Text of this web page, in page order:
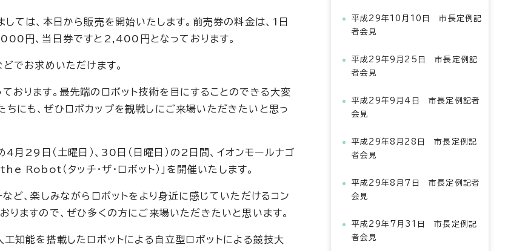
は、本日から販売を開始いたします。前売券の料金は、1日
円、当日券ですと2,400円となっております。
どでお求めいただけます。
おります。最先端のロボット技術を目にすることのできる大変
にも、ぜひロボカップを観戦しにご来場いただきたいと思っ
29日（土曜日）、30日（日曜日）の2日間、イオンモールナゴ
Robot（タッチ・ザ・ロボット）」を開催いたします。
ど、楽しみながらロボットをより身近に感じていただけるコン
ますので、ぜひ多くの方にご来場いただきたいと思います。
工知能を搭載したロボットによる自立型ロボットによる競技大
平成29年10月10日 市長定例記
者会見
平成29年9月25日 市長定例記
者会見
平成29年9月4日 市長定例記者
会見
平成29年8月28日 市長定例記
者会見
平成29年8月7日 市長定例記者
会見
平成29年7月31日 市長定例記
者会見